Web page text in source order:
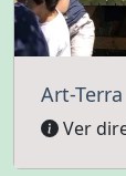
Art-Terra
Ver